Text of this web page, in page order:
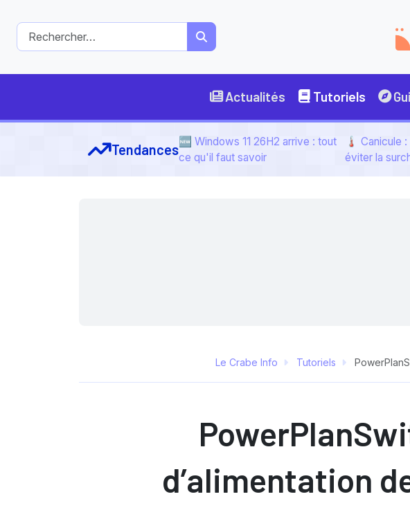
Actualités Tutoriels
Tendances🆕 Windows 11 26H2 arrive : tout
ce qu'il faut savoir
🌡️ Canicule :
éviter la
Le Crabe Info Tutoriels
d’alimentation